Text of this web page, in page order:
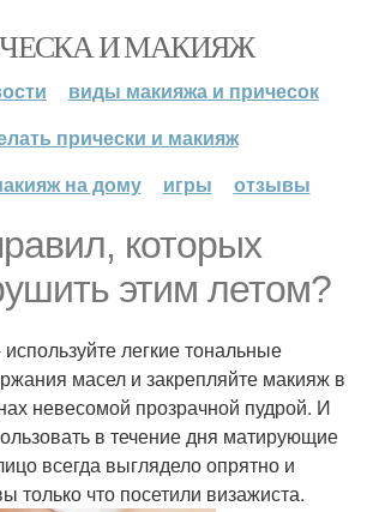
И МАКИЯЖ
виды макияжа и причесок
прически и макияж
на дому
игры отзывы
которых
этим летом?
легкие тональные
масел и закрепляйте макияж в
невесомой прозрачной пудрой. И
в течение дня матирующие
всегда выглядело опрятно и
только что посетили визажиста.